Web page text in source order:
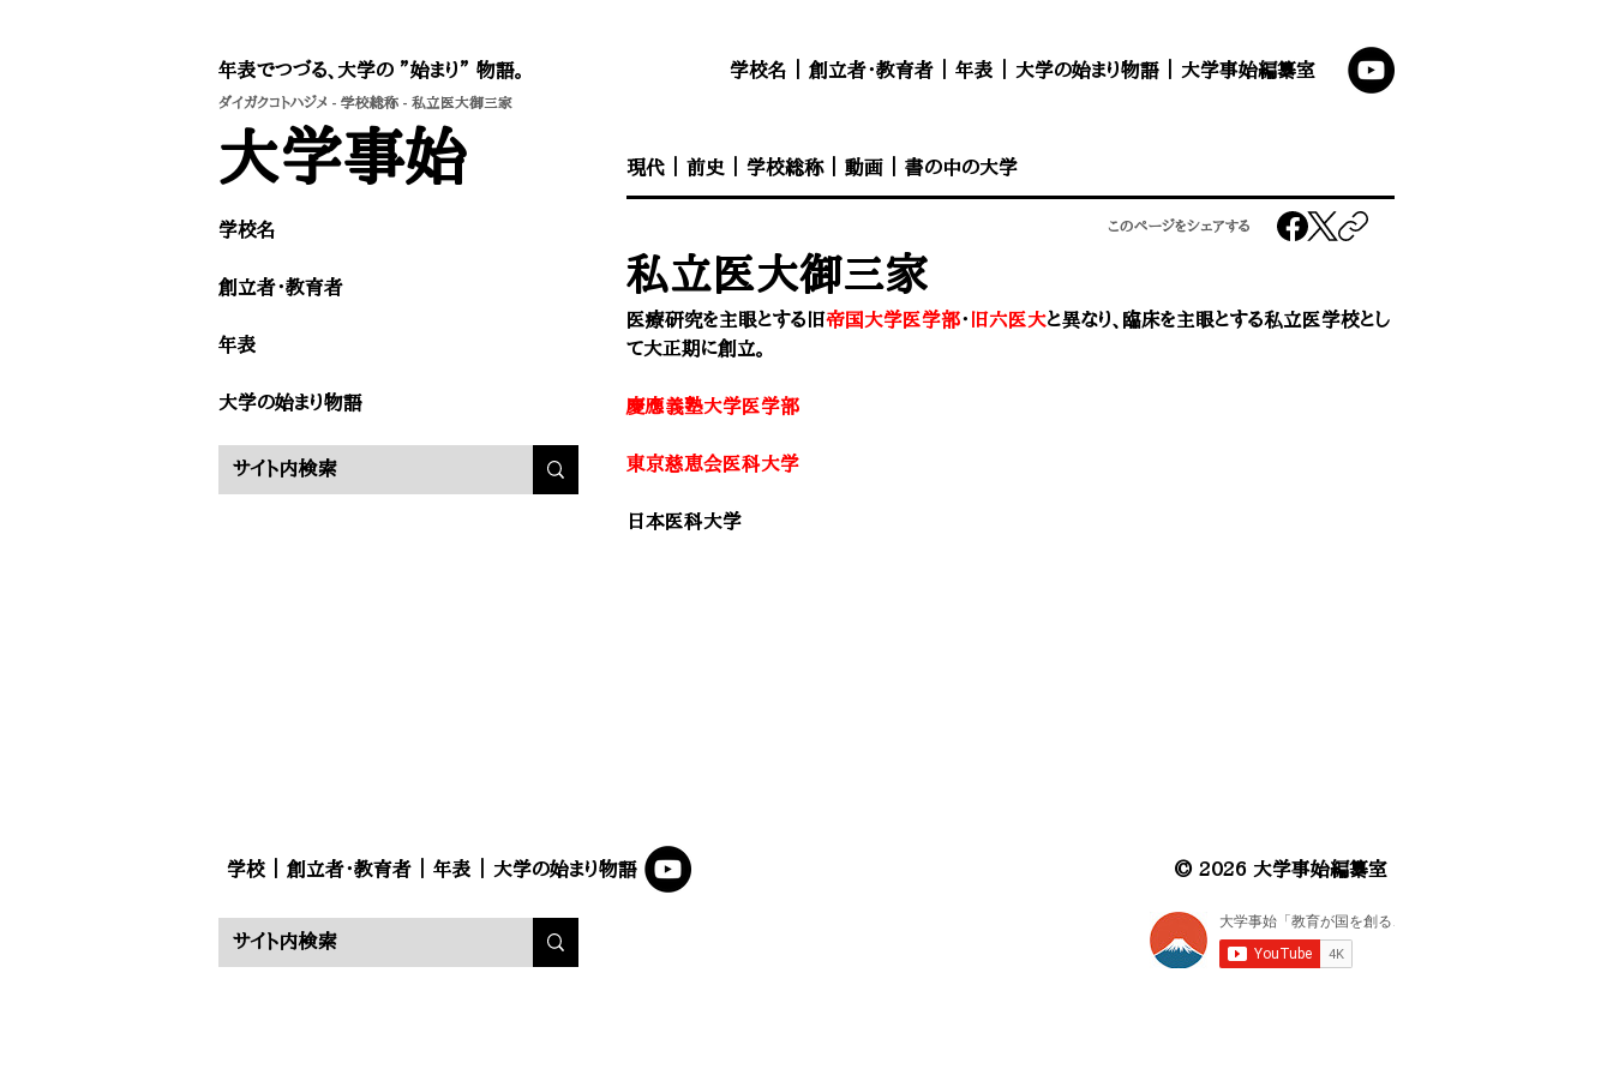
年表でつづる、大学の ”始まり” 物語。 学校名 創立者・教育者 年表 大学の始まり物語 大学事始編纂室
ダイガクコトハジメ - 学校総称 - 私立医大御三家
​大学事始
学校名
創立者・教育者​
​年表
​大学の始まり物語
現代 前史 学校総称｜ 動画 書の中の大学
私立医大御三家
医療研究を主眼とする旧帝国大学医学部・ 旧六医大と異なり、臨床を主眼とする私立医学校とし
て大正期に創立。
慶應義塾大学医学部
東京慈恵会医科大学
日本医科大学
このページをシェアする
学校｜ 創立者・教育者｜ 年表 大学の始まり物語 © 2026 大学事始編纂室